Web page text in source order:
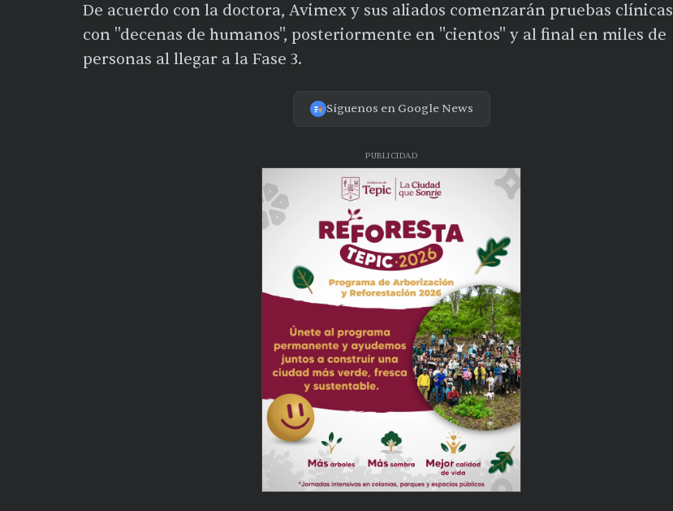
De acuerdo con la doctora, Avimex y sus aliados comenzarán pruebas clínicas
con "decenas de humanos", posteriormente en "cientos'' y al final en miles de
personas al llegar a la Fase 3.
Síguenos en Google News
PUBLICIDAD